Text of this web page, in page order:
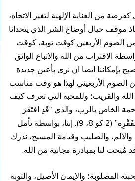
كفرصة من العناية الإلهية لتغير الاتجاه،
موقف حيال أوضاع الشر الذي يتحدانا
الصوم الأربعين كوقت توبة، كوقت
الاقتراب من الله والاتباع الواثق
بإمكاننا ايضا ان نرى بأعين جديدة
الصوم الأربعيني لهذا هو وقت مناسب
الله والقريب؛ وللمحبة التي تعرف كيف
الخاص بالرب، والذي “قَدِ افتَقَرَ
لأَجْلِكُم وهو الغَنِيُّ لِتَغتَنوا بِفَقْرِه” (2 كو 8، 9). إننا، بواسطة تأمل
والألم، والصليب وقيامة المسيح، ندرك
مُنِحت لنا بمبادرة مجانية من الله.
المصلوبة؛ والإيمان الأصيل، والتوبة